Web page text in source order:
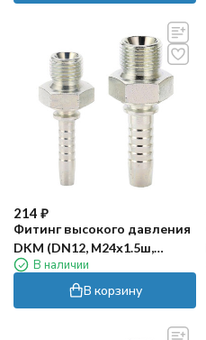
214 ₽
Фитинг высокого давления
DKM (DN12, М24х1.5ш,
оцинк) Robin
В наличии
В корзину